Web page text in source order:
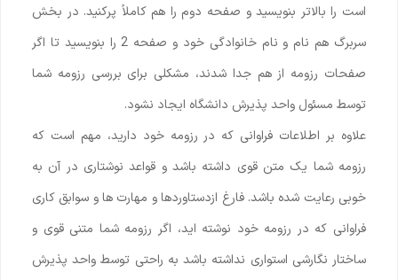
است را بالاتر بنویسید و صفحه دوم را هم کاملاً پرکنید. در بخش
سربرگ هم نام و نام خانوادگی خود و صفحه 2 را بنویسید تا اگر
صفحات رزومه از هم جدا شدند، مشکلی برای بررسی رزومه شما
توسط مسئول واحد پذیرش دانشگاه ایجاد نشود.
علاوه بر اطلاعات فراوانی که در رزومه خود دارید، مهم است که
رزومه شما یک متن قوی داشته باشد و قواعد نوشتاری در آن به
خوبی رعایت شده باشد. فارغ ازدستاوردها و مهارت ها و سوابق کاری
فراوانی که در رزومه خود نوشته اید، اگر رزومه شما متنی قوی و
ساختار نگارشی استواری نداشته باشد به راحتی توسط واحد پذیرش